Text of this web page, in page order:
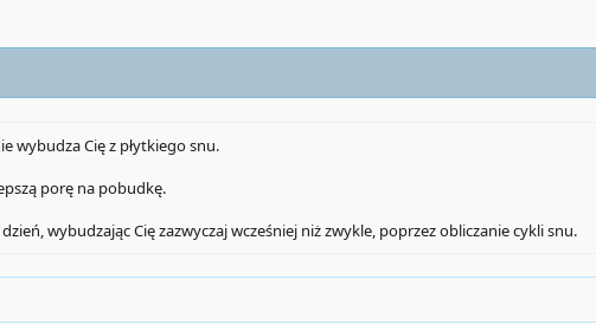
wybudza Cię z płytkiego snu.
porę na pobudkę.
wybudzając Cię zazwyczaj wcześniej niż zwykle, poprzez obliczanie cykli snu.